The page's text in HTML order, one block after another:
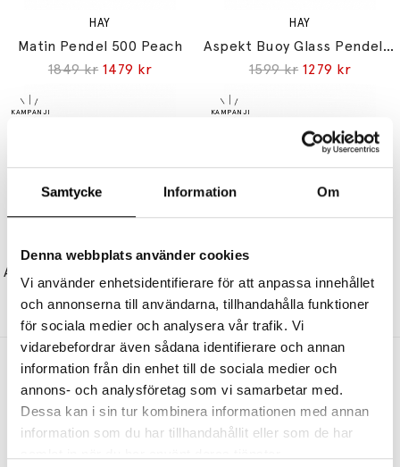
Samtycke Information Om
Denna webbplats använder cookies
Vi använder enhetsidentifierare för att anpassa innehållet
och annonserna till användarna, tillhandahålla funktioner
för sociala medier och analysera vår trafik. Vi
vidarebefordrar även sådana identifierare och annan
information från din enhet till de sociala medier och
annons- och analysföretag som vi samarbetar med.
Dessa kan i sin tur kombinera informationen med annan
information som du har tillhandahållit eller som de har
HAY
Matin Pendel 500 Peach
1849 kr 1479 kr
HAY
Aspekt Buoy Glass Pendel 200 Soft Black Cord Set
1599 kr 1279 kr
HAY
2399 kr
Andra köpte även